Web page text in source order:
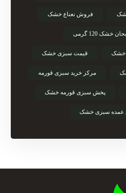
فروش نعناع خشک
خشک 120 گرمی
خشک قیمت سبزی خشک
مرکز خرید سبزی قورمه
پخش سبزی قورمه خشک
سبزی خشک